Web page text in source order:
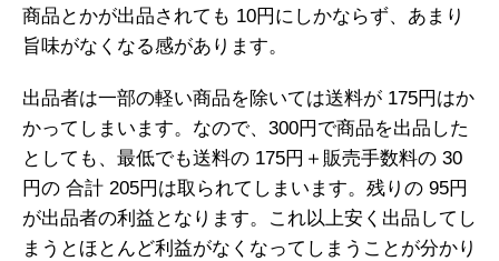
商品とかが出品されても 10円にしかならず、あまり
旨味がなくなる感があります。
出品者は一部の軽い商品を除いては送料が 175円はか
かってしまいます。なので、300円で商品を出品した
としても、最低でも送料の 175円＋販売手数料の 30
円の 合計 205円は取られてしまいます。残りの 95円
が出品者の利益となります。これ以上安く出品してし
まうとほとんど利益がなくなってしまうことが分かり